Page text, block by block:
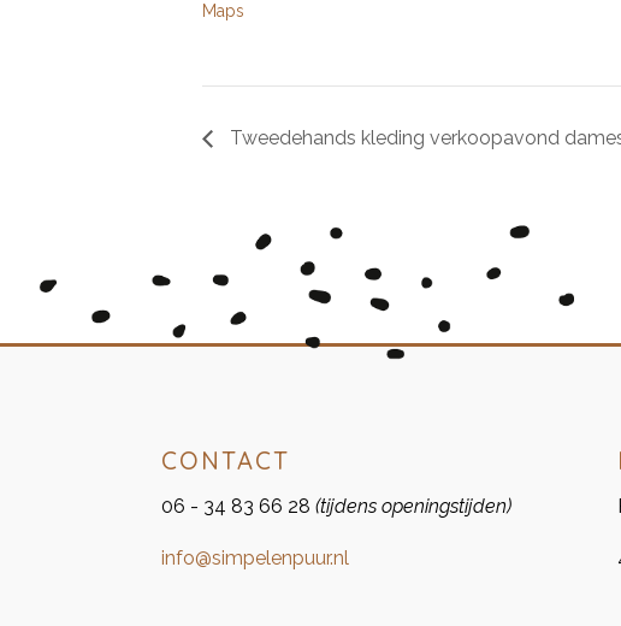
Maps
Tweedehands kleding verkoopavond
CONTACT
06 - 34 83 66 28(tijdens openingstijden)
info@simpelenpuur.nl